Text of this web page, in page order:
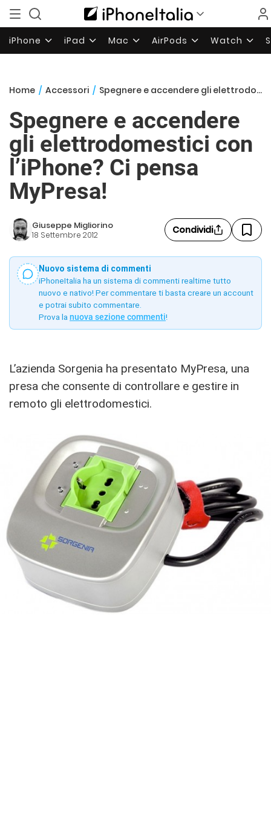
iPhone iPad Mac AirPods Watch
Home / Accessori / Spegnere e accendere gli elettrodomestici con l’iPhone? Ci pensa MyPresa!
Spegnere e accendere
gli elettrodomestici con
l’iPhone? Ci pensa
MyPresa!
Giuseppe Migliorino
18 Settembre 2012 Condividi
Nuovo sistema di commenti
iPhoneItalia ha un sistema di commenti realtime tutto
nuovo e nativo! Per commentare ti basta creare un account
e potrai subito commentare.
Prova la nuova sezione commenti!
L’azienda Sorgenia ha presentato MyPresa, una
presa che consente di controllare e gestire in
remoto gli elettrodomestici.